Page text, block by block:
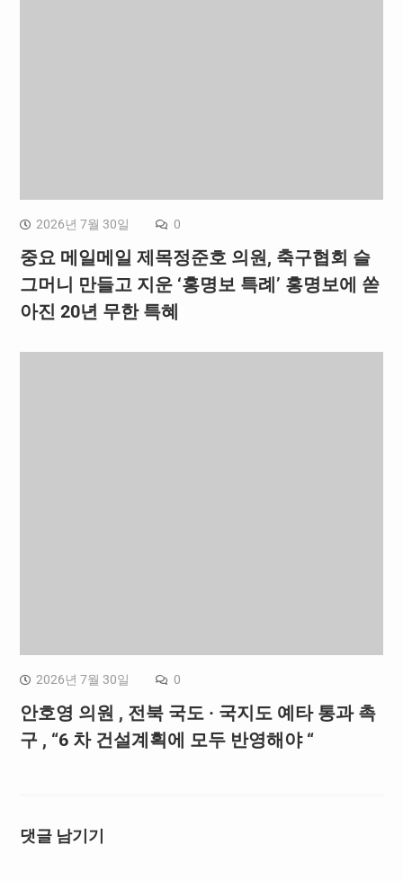
2026년 7월 30일 0
중요 메일메일 제목정준호 의원, 축구협회 슬
그머니 만들고 지운 ‘홍명보 특례’ 홍명보에 쏟
아진 20년 무한 특혜
2026년 7월 30일 0
안호영 의원 , 전북 국도 · 국지도 예타 통과 촉
구 , “6 차 건설계획에 모두 반영해야 “
댓글 남기기